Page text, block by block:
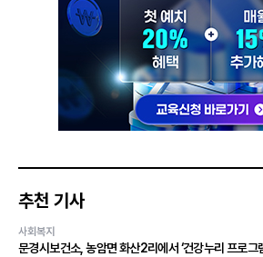
추천 기사
사회복지
문경시보건소, 농암면 화산2리에서 ‘건강누리 프로그